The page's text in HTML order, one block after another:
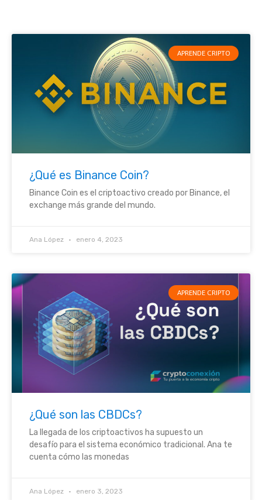
APRENDE CRIPTO
¿Qué es Binance Coin?
Binance Coin es el criptoactivo creado por Binance, el
exchange más grande del mundo.
Ana López enero 4, 2023
APRENDE CRIPTO
¿Qué son las CBDCs?
La llegada de los criptoactivos ha supuesto un
desafío para el sistema económico tradicional. Ana te
cuenta cómo las monedas
Ana López enero 3, 2023
PáginaPágina
Página
PáginaPágina